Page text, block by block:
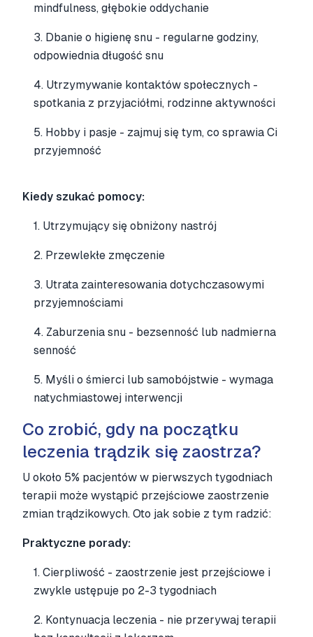
mindfulness, głębokie oddychanie
3. Dbanie o higienę snu - regularne godziny,
odpowiednia długość snu
4. Utrzymywanie kontaktów społecznych -
spotkania z przyjaciółmi, rodzinne aktywności
5. Hobby i pasje - zajmuj się tym, co sprawia Ci
przyjemność
Kiedy szukać pomocy:
1. Utrzymujący się obniżony nastrój
2. Przewlekłe zmęczenie
3. Utrata zainteresowania dotychczasowymi
przyjemnościami
4. Zaburzenia snu - bezsenność lub nadmierna
senność
5. Myśli o śmierci lub samobójstwie - wymaga
natychmiastowej interwencji
Co zrobić, gdy na początku
leczenia trądzik się zaostrza?
U około 5% pacjentów w pierwszych tygodniach
terapii może wystąpić przejściowe zaostrzenie
zmian trądzikowych. Oto jak sobie z tym radzić:
Praktyczne porady:
1. Cierpliwość - zaostrzenie jest przejściowe i
zwykle ustępuje po 2-3 tygodniach
2. Kontynuacja leczenia - nie przerywaj terapii